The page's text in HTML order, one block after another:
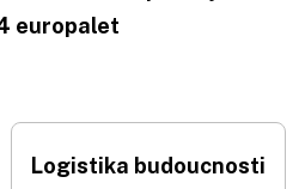
europalet
Logistika budoucnosti